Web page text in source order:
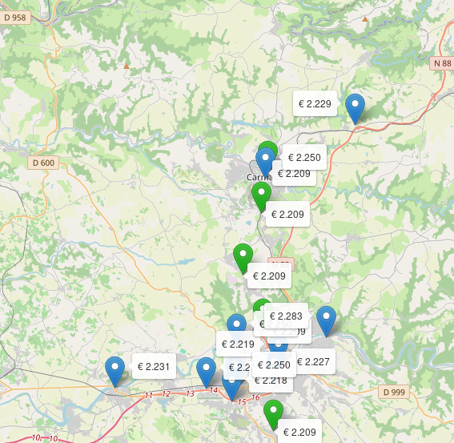
€ 2.209
€ 2.209
€ 2.209
€ 2.209
€ 2.209
€ 2.218
€ 2.218
€ 2.219
€ 2.227
€ 2.229
€ 2.231
€ 2.250
€ 2.250
€ 2.250
€ 2.283